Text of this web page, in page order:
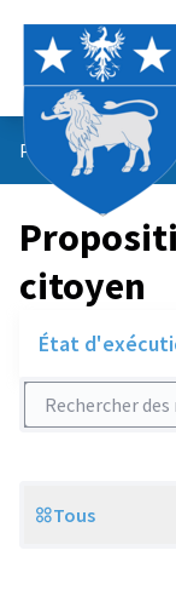
Propositions du
citoyen
État
Rechercher des
Scope
Tous